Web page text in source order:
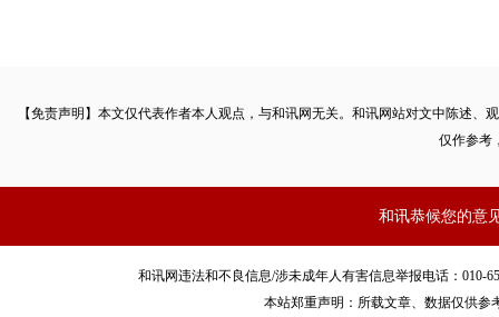
【免责声明】本文仅代表作者本人观点，与和讯网无关。和讯网站对文中陈述
仅作参考
和讯恭候您的意
和讯网违法和不良信息/涉未成年人有害信息举报电话：010-
本站郑重声明：所载文章、数据仅供参